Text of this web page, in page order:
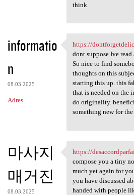
think.
informatio
n
08.03.2025
Adres
https://
https://
dont suppose Ive
So nice to find
thoughts on this
starting this up. this
that is needed on the
do originality.
something new for the
마사지
매거진
08.03.2025
https://
https://
compose you a tiny
much yet again for
you have discussed
handed with people